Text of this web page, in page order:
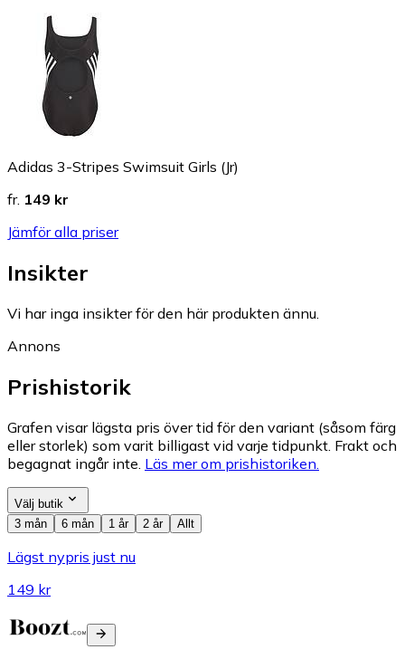
Adidas 3-Stripes Swimsuit Girls (Jr)
fr. 149 kr
Jämför alla priser
Insikter
Vi har inga insikter för den här produkten ännu.
Annons
Prishistorik
Grafen visar lägsta pris över tid för den variant (såsom färg
eller storlek) som varit billigast vid varje tidpunkt. Frakt och
begagnat ingår inte. Läs mer om prishistoriken.
Välj butik
3 mån
6 mån 1 år 2 år Allt
Lägst nypris just nu
149 kr